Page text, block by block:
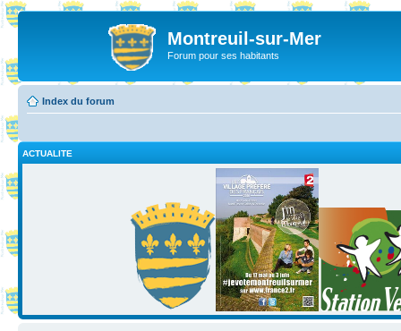
Montreuil-sur-Mer
Forum pour ses habitants
Index du forum
ACTUALITE